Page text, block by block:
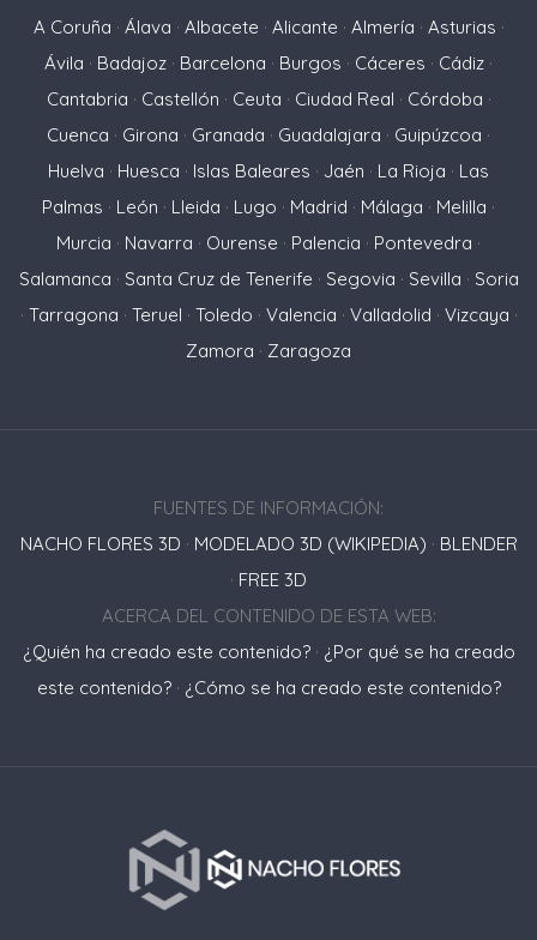
A Coruña · Álava · Albacete · Alicante · Almería · Asturias ·
Ávila · Badajoz · Barcelona · Burgos · Cáceres · Cádiz ·
Cantabria · Castellón · Ceuta · Ciudad Real · Córdoba ·
Cuenca · Girona · Granada · Guadalajara · Guipúzcoa ·
Huelva · Huesca · Islas Baleares · Jaén · La Rioja · Las
Palmas · León · Lleida · Lugo · Madrid · Málaga · Melilla ·
Murcia · Navarra · Ourense · Palencia · Pontevedra ·
Salamanca · Santa Cruz de Tenerife · Segovia · Sevilla · Soria
· Tarragona · Teruel · Toledo · Valencia · Valladolid · Vizcaya ·
Zamora · Zaragoza
FUENTES DE INFORMACIÓN:
NACHO FLORES 3D · MODELADO 3D (WIKIPEDIA) · BLENDER
· FREE 3D
ACERCA DEL CONTENIDO DE ESTA WEB:
¿Quién ha creado este contenido?· ¿Por qué se ha creado
este contenido?· ¿Cómo se ha creado este contenido?